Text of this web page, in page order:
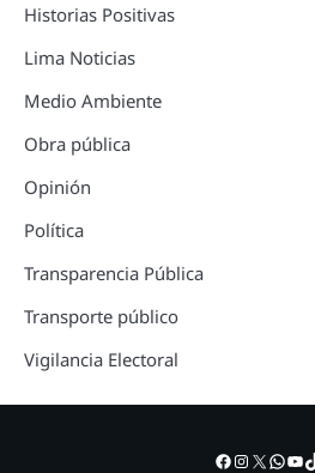
Historias Positivas
Lima Noticias
Medio Ambiente
Obra pública
Opinión
Política
Transparencia Pública
Transporte público
Vigilancia Electoral
Facebook
X